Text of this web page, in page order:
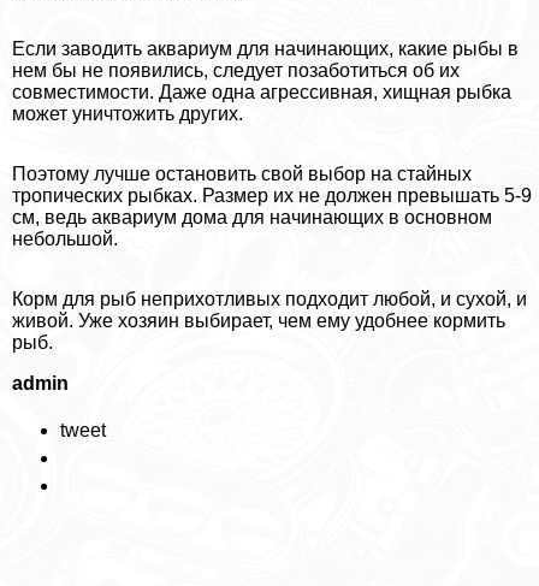
Если заводить аквариум для начинающих, какие рыбы в
нем бы не появились, следует позаботиться об их
совместимости. Даже одна агрессивная, хищная рыбка
может уничтожить других.
Поэтому лучше остановить свой выбор на стайных
тропических рыбках. Размер их не должен превышать 5-9
см, ведь аквариум дома для начинающих в основном
небольшой.
Корм для рыб неприхотливых подходит любой, и сухой, и
живой. Уже хозяин выбирает, чем ему удобнее кормить
рыб.
admin
tweet